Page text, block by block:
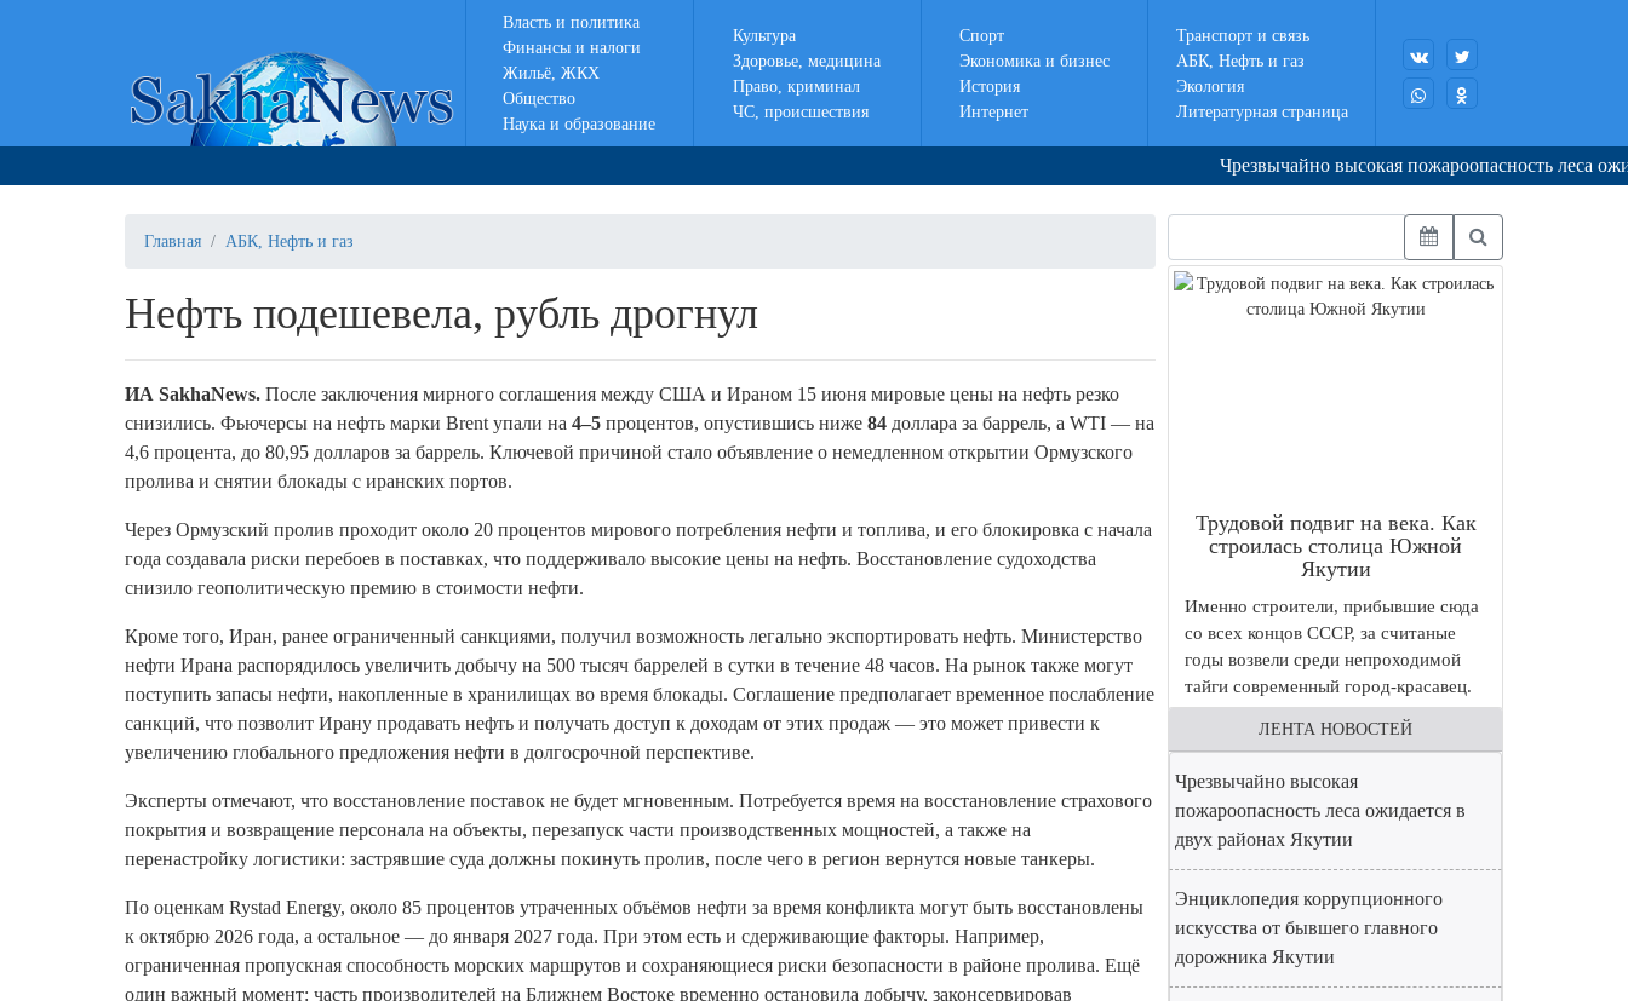
Власть и политика
Финансы и налоги
Жильё, ЖКХ
Общество
Наука и образование
Культура
Здоровье, медицина
Право, криминал
ЧС, происшествия
Спорт
Экономика и бизнес
История
Интернет
Транспорт и связь
АБК, Нефть и газ
Экология
Литературная страница
Чрезвычайно высокая пожароопасность леса
Главная АБК, Нефть и газ
Нефть подешевела, рубль дрогнул
ИА SakhaNews. После заключения мирного соглашения между США и Ираном 15 июня мировые цены на нефть резко
снизились. Фьючерсы на нефть марки Brent упали на 4–5 процентов, опустившись ниже 84 доллара за баррель, а WTI — на
4,6 процента, до 80,95 долларов за баррель. Ключевой причиной стало объявление о немедленном открытии Ормузского
пролива и снятии блокады с иранских портов.
Через Ормузский пролив проходит около 20 процентов мирового потребления нефти и топлива, и его блокировка с начала
года создавала риски перебоев в поставках, что поддерживало высокие цены на нефть. Восстановление судоходства
снизило геополитическую премию в стоимости нефти.
Кроме того, Иран, ранее ограниченный санкциями, получил возможность легально экспортировать нефть. Министерство
нефти Ирана распорядилось увеличить добычу на 500 тысяч баррелей в сутки в течение 48 часов. На рынок также могут
поступить запасы нефти, накопленные в хранилищах во время блокады. Соглашение предполагает временное послабление
санкций, что позволит Ирану продавать нефть и получать доступ к доходам от этих продаж — это может привести к
увеличению глобального предложения нефти в долгосрочной перспективе.
Эксперты отмечают, что восстановление поставок не будет мгновенным. Потребуется время на восстановление страхового
покрытия и возвращение персонала на объекты, перезапуск части производственных мощностей, а также на
перенастройку логистики: застрявшие суда должны покинуть пролив, после чего в регион вернутся новые танкеры.
По оценкам Rystad Energy, около 85 процентов утраченных объёмов нефти за время конфликта могут быть восстановлены
к октябрю 2026 года, а остальное — до января 2027 года. При этом есть и сдерживающие факторы. Например,
ограниченная пропускная способность морских маршрутов и сохраняющиеся риски безопасности в районе пролива. Ещё
один важный момент: часть производителей на Ближнем Востоке временно остановила добычу, законсервировав
Трудовой подвиг на века. Как
строилась столица Южной
Якутии
Именно строители, прибывшие сюда
со всех концов СССР, за считаные
годы возвели среди непроходимой
тайги современный город-красавец.
ЛЕНТА НОВОСТЕЙ
Чрезвычайно высокая
пожароопасность леса ожидается в
двух районах Якутии
Энциклопедия коррупционного
искусства от бывшего главного
дорожника Якутии